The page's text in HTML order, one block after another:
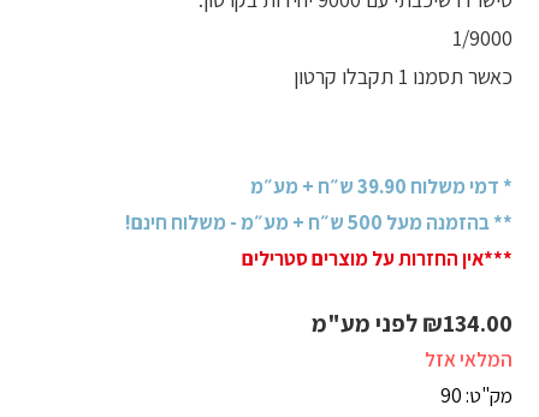
1/9000
כאשר תסמנו 1 תקבלו קרטון
* דמי משלוח 39.90 ש״ח + מע״מ
** בהזמנה מעל 500 ש״ח + מע״מ - משלוח חינם!
***אין החזרות על מוצרים סטרילים
₪134.00 לפני מע"מ
המלאי אזל
מק"ט: 90